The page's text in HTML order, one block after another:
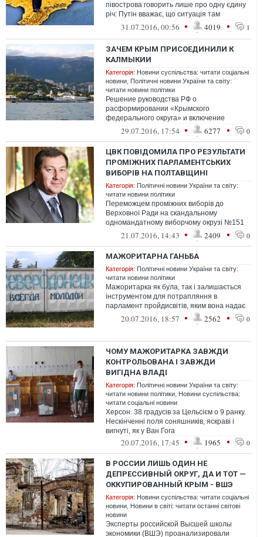
півострова говорить лише про одну єдину
річ: Путін вважає, що ситуація там
настільки стабільна, що можна послати
31.07.2016, 00:56 • 4019 • 1
ЗАЧЕМ КРЫМ ПРИСОЕДИНИЛИ К
КАЛМЫКИИ
Категорія: Новини суспільства: читати соціальні
новини Політичні новини України та світу:
читати новини політики
Решение руководства РФ о
расформировании «Крымского
федерального округа» и включение
оккупированного Крыма в состав Южного
ФО - ожидаемая операция Кре...
29.07.2016, 17:54 • 6277 • 0
ЦВК ПОВІДОМИЛА ПРО РЕЗУЛЬТАТИ
ПРОМІЖНИХ ПАРЛАМЕНТСЬКИХ
ВИБОРІВ НА ПОЛТАВЩИНІ
Категорія: Політичні новини України та світу:
читати новини політики
Переможцем проміжних виборів до
Верховної Ради на скандальному
одномандатному виборчому окрузі №151
на Полтавщині став Руслан Богдан. Згідно
21.07.2016, 14:43 • 2409 • 0
МАЖОРИТАРНА ГАНЬБА
Категорія: Політичні новини України та світу:
читати новини політики
Мажоритарка як була, так і залишається
інструментом для потрапляння в
парламент пройдисвітів, яким вона надає
практично необмежену свободу для
20.07.2016, 18:57 • 2562 • 0
ЧОМУ МАЖОРИТАРКА ЗАВЖДИ
КОНТРОЛЬОВАНА І ЗАВЖДИ
ВИГІДНА ВЛАДІ
Категорія: Політичні новини України та світу:
читати новини політики Новини суспільства:
читати соціальні новини
Херсон. 38 градусів за Цельсієм о 9 ранку.
Нескінченні поля соняшників, яскраві і
вигнуті, як у Ван Гога
20.07.2016, 17:45 • 1965 • 0
В РОССИИ ЛИШЬ ОДИН НЕ
ДЕПРЕССИВНЫЙ ОКРУГ, ДА И ТОТ —
ОККУПИРОВАННЫЙ КРЫМ - ВШЭ
Категорія: Новини суспільства: читати соціальні
новини Новини в світі: читати останні світові
новини
Эксперты российской Высшей школы
экономики (ВШЭ) проанализировали